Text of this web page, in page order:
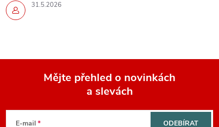
31.5.2026
Mějte přehled o novinkách
a slevách
E-mail ODEBÍRAT